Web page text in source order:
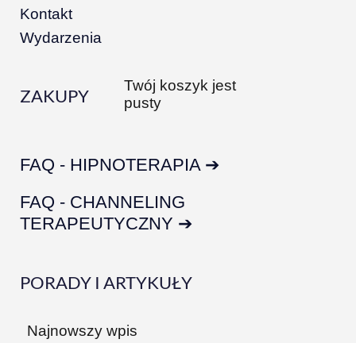
Kontakt
Wydarzenia
ZAKUPY
Twój koszyk jest
pusty
FAQ - HIPNOTERAPIA ➔
FAQ - CHANNELING
TERAPEUTYCZNY ➔
PORADY I ARTYKUŁY
Najnowszy wpis